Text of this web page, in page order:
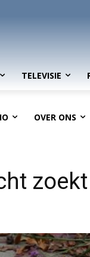
TELEVISIE
OVER ONS